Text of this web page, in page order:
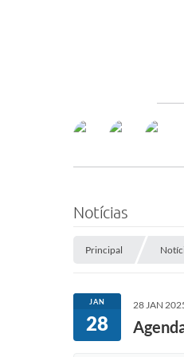
SEMED
Processo de
Concursos e
Notícias
Principal
JAN
28
28 JAN